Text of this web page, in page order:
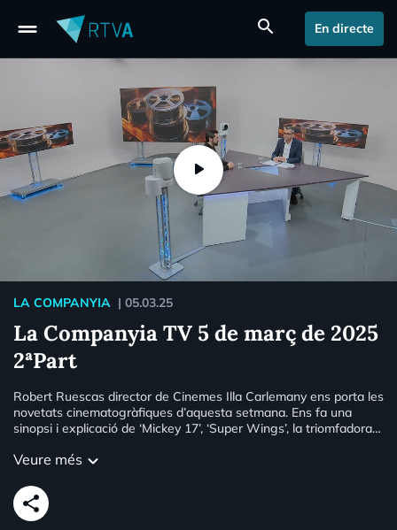
drag_handle search En directe
LA COMPANYIA | 05.03.25
La Companyia TV 5 de març de 2025
2ªPart
Robert Ruescas director de Cinemes Illa Carlemany ens porta les
novetats cinematogràfiques d’aquesta setmana. Ens fa una
sinopsi i explicació de ‘Mickey 17’, ‘Super Wings’, la triomfadora
ens l’ofereix l’Aliança andorrano-francesa.
Veure més keyboard_arrow_down
share